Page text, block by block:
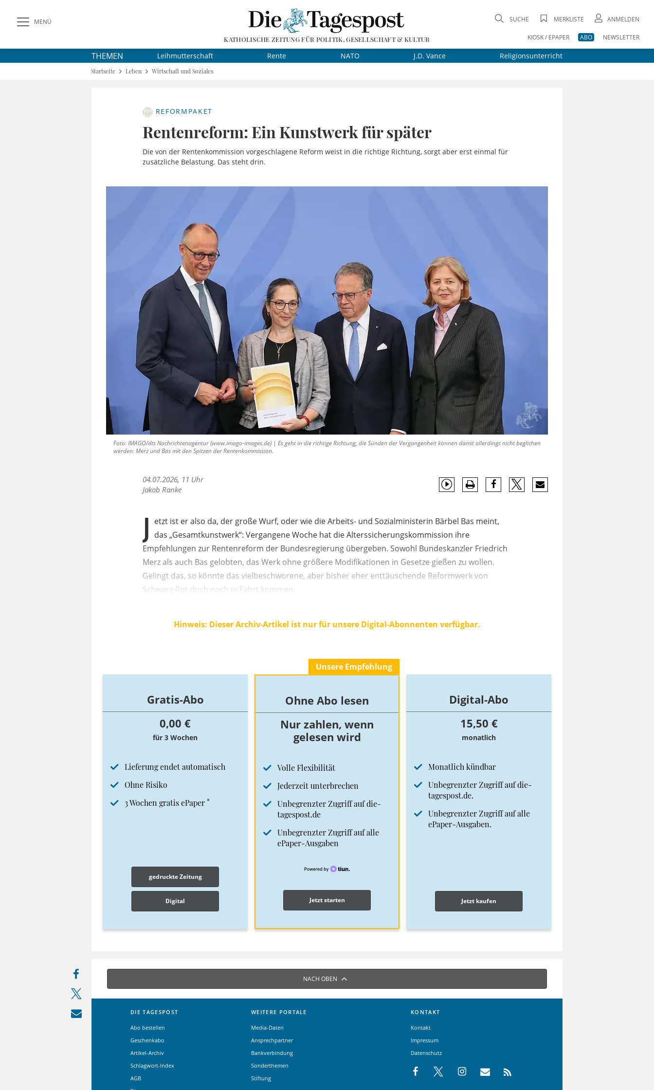
MENÜ
KATHOLISCHE ZEITUNG FÜR POLITIK, GESELLSCHAFT & KULTUR
SUCHE MERKLISTE ANMELDEN
KIOSK / EPAPER ABO NEWSLETTER
THEMEN Leihmutterschaft Rente NATO J.D. Vance Religionsunterricht
Startseite Leben Wirtschaft und Soziales
REFORMPAKET
Rentenreform: Ein Kunstwerk für später
Die von der Rentenkommission vorgeschlagene Reform weist in die richtige Richtung, sorgt aber erst einmal für
zusätzliche Belastung. Das steht drin.
Foto: IMAGO/dts Nachrichtenagentur (www.imago-images.de) | Es geht in die richtige Richtung, die Sünden der Vergangenheit können damit allerdings nicht beglichen
werden: Merz und Bas mit den Spitzen der Rentenkommission.
04.07.2026, 11 Uhr
Jakob Ranke
J etzt ist er also da, der große Wurf, oder wie die Arbeits- und Sozialministerin Bärbel Bas meint,
das „Gesamtkunstwerk“: Vergangene Woche hat die Alterssicherungskommission ihre
Empfehlungen zur Rentenreform der Bundesregierung übergeben. Sowohl Bundeskanzler Friedrich
Merz als auch Bas gelobten, das Werk ohne größere Modifikationen in Gesetze gießen zu wollen.
Gelingt das, so könnte das vielbeschworene, aber bisher eher enttäuschende Reformwerk von
Schwarz-Rot doch noch in Fahrt kommen.
Hinweis: Dieser Archiv-Artikel ist nur für unsere Digital-Abonnenten verfügbar.
Gratis-Abo
0,00 €
für 3 Wochen
Lieferung endet automatisch
Ohne Risiko
3 Wochen gratis ePaper *
gedruckte Zeitung
Digital
Unsere Empfehlung
Ohne Abo lesen
Nur zahlen, wenn
gelesen wird
Volle Flexibilität
Jederzeit unterbrechen
Unbegrenzter Zugriff auf die-
tagespost.de
Unbegrenzter Zugriff auf alle
ePaper-Ausgaben
Jetzt starten
Digital-Abo
15,50 €
monatlich
Monatlich kündbar
Unbegrenzter Zugriff auf die-
tagespost.de.
Unbegrenzter Zugriff auf alle
ePaper-Ausgaben.
Jetzt kaufen
NACH OBEN
DIE TAGESPOST
Abo bestellen
Geschenkabo
Artikel-Archiv
Schlagwort-Index
AGB
WEITERE PORTALE
Media-Daten
Ansprechpartner
Bankverbindung
Sonderthemen
Stiftung
KONTAKT
Kontakt
Impressum
Datenschutz